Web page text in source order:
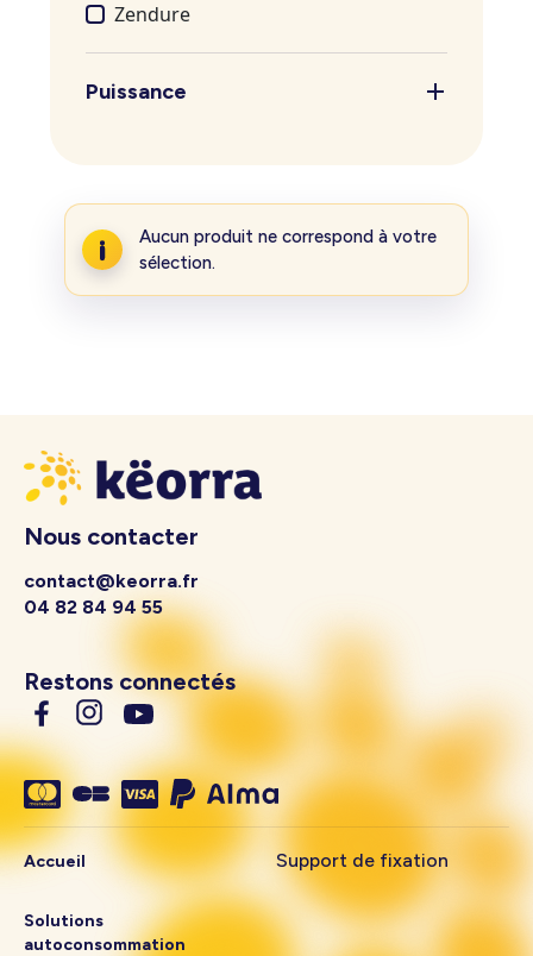
Zendure
Puissance
Aucun produit ne correspond à votre
sélection.
Nous contacter
contact@keorra.fr
04 82 84 94 55
Restons connectés
Accueil
Solutions
autoconsommation
Support de fixation